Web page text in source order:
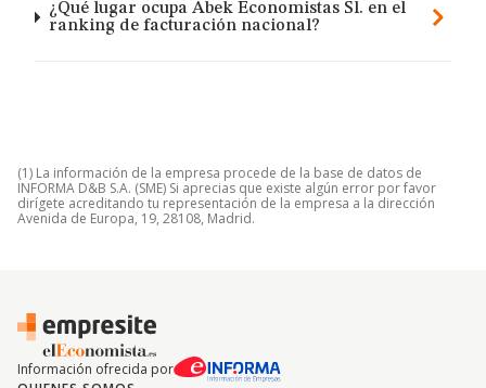
¿Qué lugar ocupa Abek Economistas Sl. en el
ranking de facturación nacional?
(1) La información de la empresa procede de la base de datos de
INFORMA D&B S.A. (SME) Si aprecias que existe algún error por favor
dirígete acreditando tu representación de la empresa a la dirección
Avenida de Europa, 19, 28108, Madrid.
Información ofrecida por